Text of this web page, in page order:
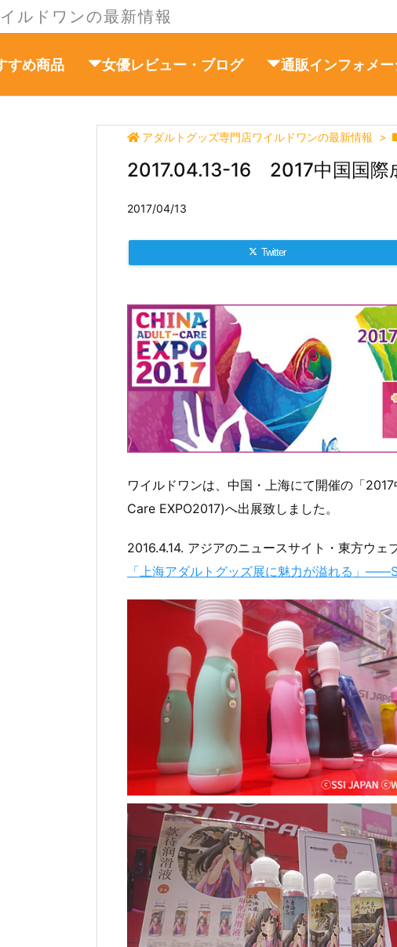
ルドワンの最新情報
すめ商品 女優レビュー・ブログ 通販インフォメ
アダルトグッズ専門店ワイルドワンの最新情報 >
2017.04.13-16 2017中国国際
2017/04/13
Twitter
ワイルドワンは、中国・上海にて開催の「
Care EXPO2017)へ出展致しました。
2016.4.14. アジアのニュースサイト・東方ウェ
「上海アダルトグッズ展に魅力が溢れる」